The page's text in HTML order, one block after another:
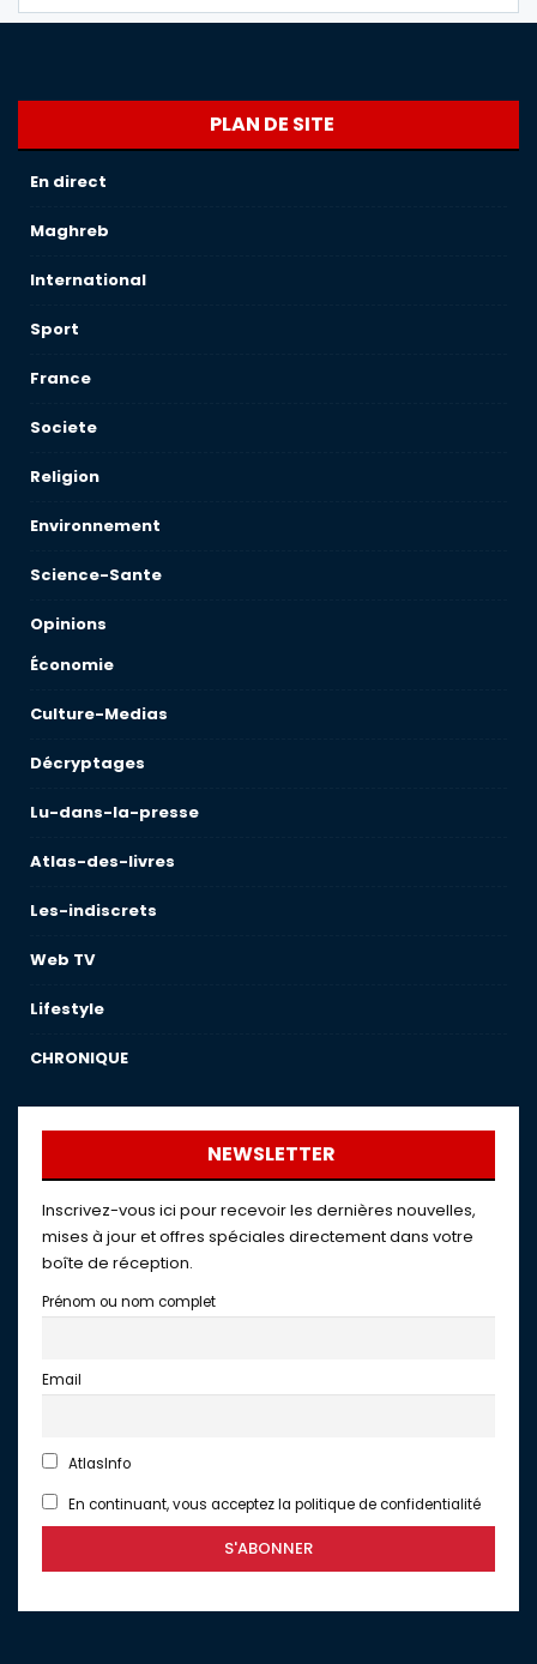
PLAN DE SITE
En direct
Maghreb
International
Sport
France
Societe
Religion
Environnement
Science-Sante
Opinions
Économie
Culture-Medias
Décryptages
Lu-dans-la-presse
Atlas-des-livres
Les-indiscrets
Web TV
Lifestyle
CHRONIQUE
NEWSLETTER
Inscrivez-vous ici pour recevoir les dernières nouvelles,
mises à jour et offres spéciales directement dans votre
boîte de réception.
Prénom ou nom complet
Email
AtlasInfo
En continuant, vous acceptez la politique de confidentialité